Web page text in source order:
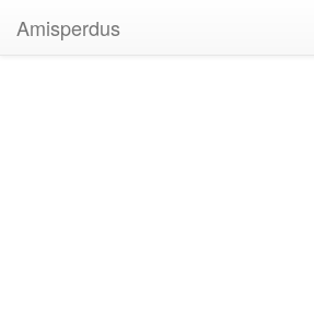
Amisperdus